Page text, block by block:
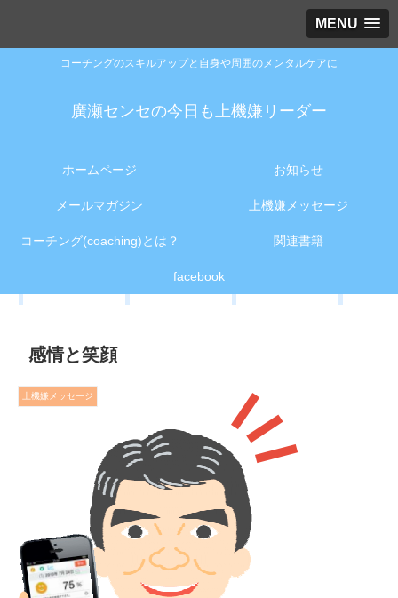
MENU
コーチングのスキルアップと自身や周囲のメンタルケアに
廣瀬センセの今日も上機嫌リーダー
ホームページ お知らせ
メールマガジン 上機嫌メッセージ
コーチング(coaching)とは？ 関連書籍
facebook
感情と笑顔
上機嫌メッセージ